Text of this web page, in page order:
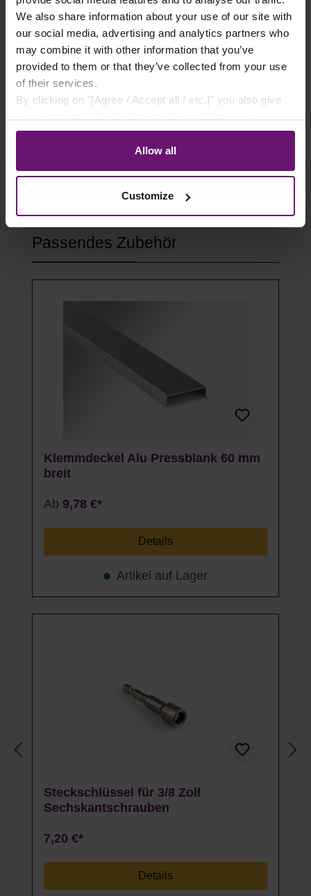
We also share information about your use of our site with
our social media, advertising and analytics partners who
may combine it with other information that you’ve
provided to them or that they’ve collected from your use
of their services.
By clicking on "[Agree / Accept all / etc.]" you also give
store to our partner, shopware AG (Ebbinghoff 10, 48624
Schöppingen, Germany), which cannot assign this data
to you personally, but may process it for its own
Allow all
Customize
✓ Rabatte ab 500€ Warenwert
✓ Käuferschutz
✓ Flexible Zahlungsarten
Produktgalerie überspringen
Passendes Zubehör
Klemmdeckel Alu Pressblank 60 mm
breit
Ab 9,78 €*
Details
Artikel auf Lager
Steckschlüssel für 3/8 Zoll
Sechskantschrauben
7,20 €*
Details